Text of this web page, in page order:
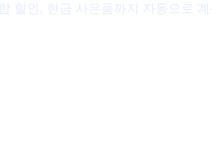
할인, 현금 사은품까지 자동으로